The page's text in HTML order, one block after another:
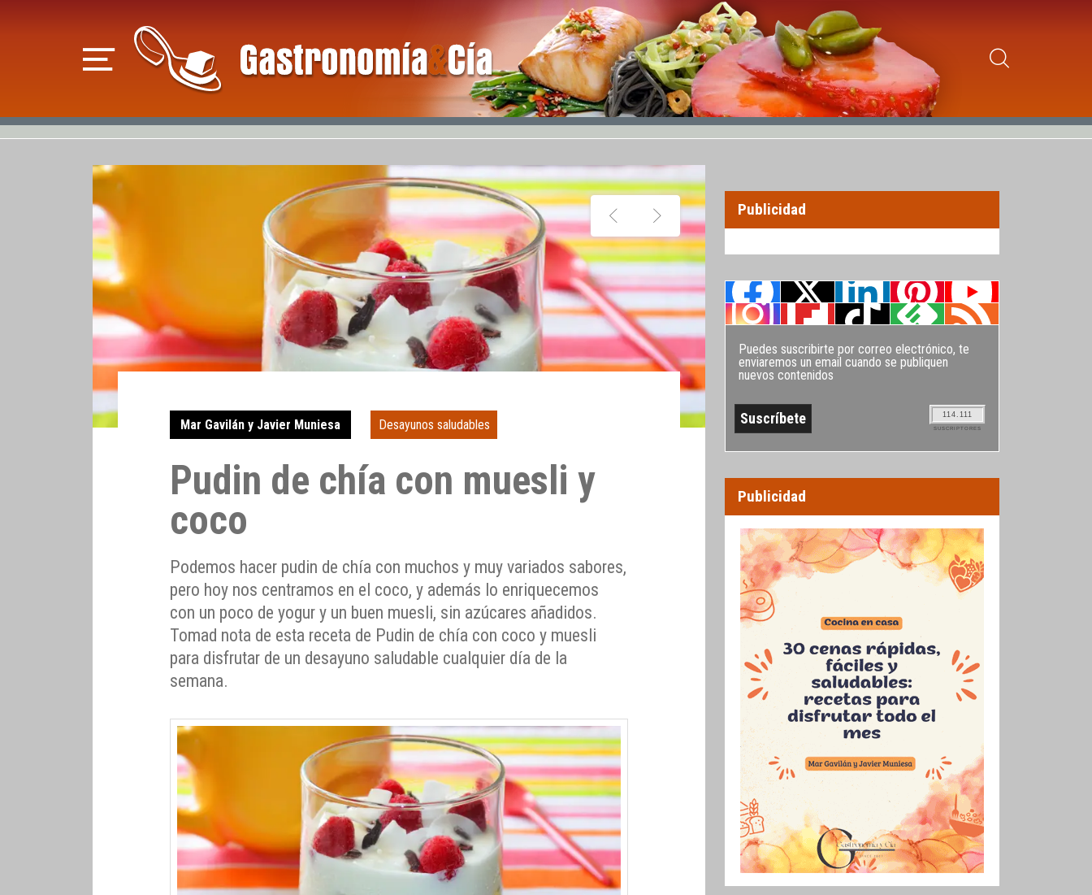
Mar Gavilán y Javier Muniesa Desayunos saludables
Pudin de chía con muesli y
coco
Podemos hacer pudin de chía con muchos y muy variados sabores,
pero hoy nos centramos en el coco, y además lo enriquecemos
con un poco de yogur y un buen muesli, sin azúcares añadidos.
Tomad nota de esta receta de Pudin de chía con coco y muesli
para disfrutar de un desayuno saludable cualquier día de la
semana.
Publicidad
Puedes suscribirte por correo electrónico, te
enviaremos un email cuando se publiquen
nuevos contenidos
114.111
SUSCRIPTORES
Publicidad